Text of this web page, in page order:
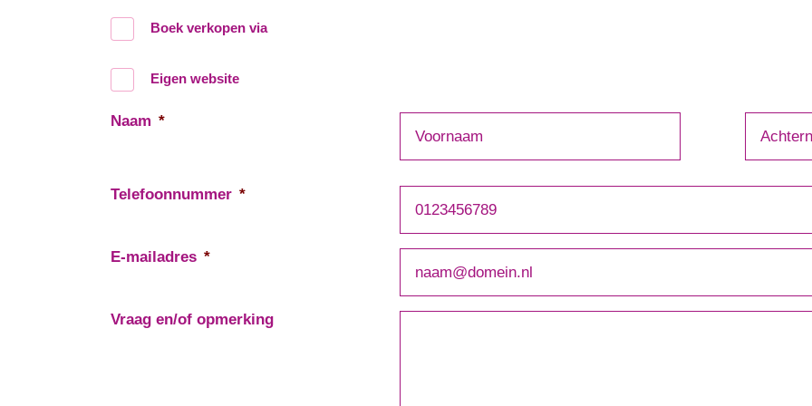
Boek verkopen via
Eigen website
Naam *
Voornaam
Telefoonnummer *
E-mailadres *
Vraag en/of opmerking